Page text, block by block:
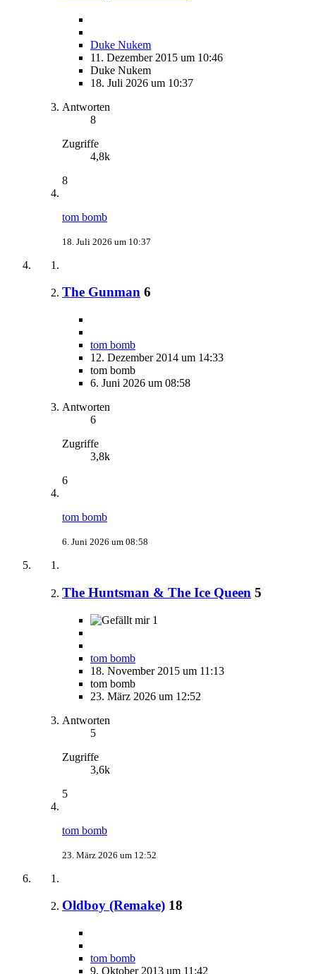
Duke Nukem
11. Dezember 2015 um 10:46
Duke Nukem
18. Juli 2026 um 10:37
Antworten
8
Zugriffe
4,8k
8
tom bomb
18. Juli 2026 um 10:37
The Gunman 6
tom bomb
12. Dezember 2014 um 14:33
tom bomb
6. Juni 2026 um 08:58
Antworten
6
Zugriffe
3,8k
6
tom bomb
6. Juni 2026 um 08:58
The Huntsman & The Ice Queen 5
1
tom bomb
18. November 2015 um 11:13
tom bomb
23. März 2026 um 12:52
Antworten
5
Zugriffe
3,6k
5
tom bomb
23. März 2026 um 12:52
Oldboy (Remake) 18
tom bomb
9. Oktober 2013 um 11:42